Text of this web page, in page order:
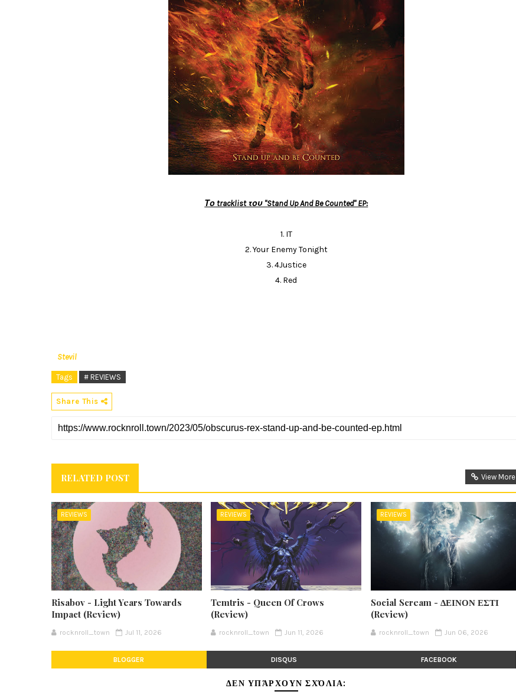
Το tracklist του "Stand Up And Be Counted" EP:
1. IT
2. Your Enemy Tonight
3. 4Justice
4. Red
Stevil
Tags # REVIEWS
Share This
RELATED POST View More
REVIEWS
Risabov - Light Years Towards
Impact (Review)
rocknroll_town Jul 11, 2026
REVIEWS
Temtris - Queen Of Crows
(Review)
rocknroll_town Jun 11, 2026
REVIEWS
Social Scream - ΔΕΙΝΟΝ ΕΣΤΙ
(Review)
rocknroll_town Jun 06, 2026
BLOGGER DISQUS FACEBOOK
ΔΕΝ ΥΠΆΡΧΟΥΝ ΣΧΌΛΙΑ: